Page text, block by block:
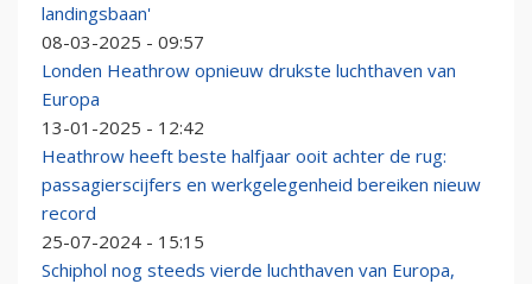
landingsbaan'
08-03-2025 - 09:57
Londen Heathrow opnieuw drukste luchthaven van
Europa
13-01-2025 - 12:42
Heathrow heeft beste halfjaar ooit achter de rug:
passagierscijfers en werkgelegenheid bereiken nieuw
record
25-07-2024 - 15:15
Schiphol nog steeds vierde luchthaven van Europa,